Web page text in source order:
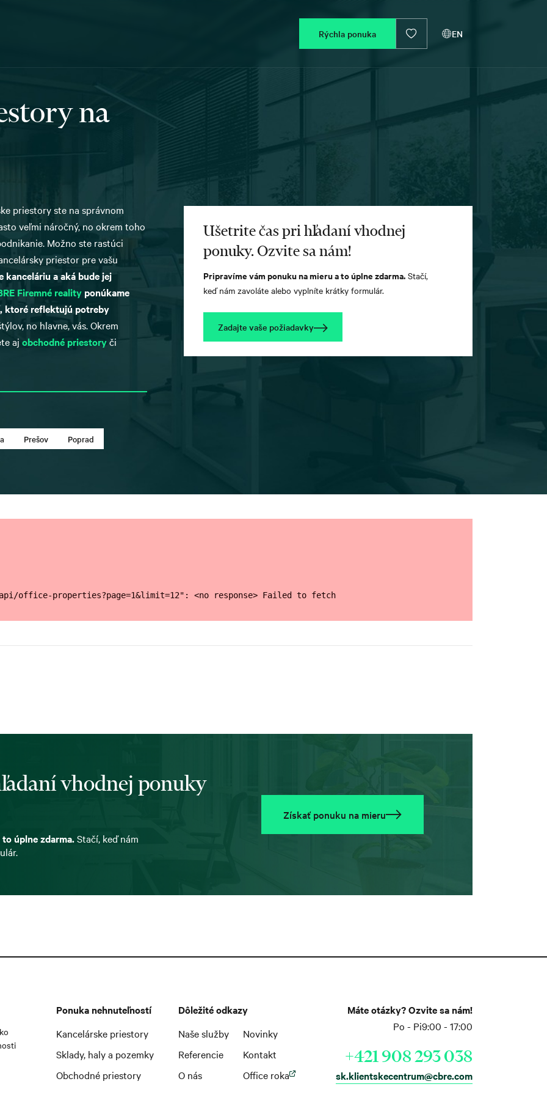
Rýchla ponuka EN
na
priestory ste na správnom
veľmi náročný, no okrem toho
Možno ste rastúci
priestor pre vašu
kanceláriu a aká bude jej
Firemné reality ponúkame
ktoré reflektujú potreby
no hlavne, vás. Okrem
aj obchodné priestoryči
Prešov Poprad
Ušetrite čas pri hľadaní vhodnej
ponuky. Ozvite sa nám!
Pripravíme vám ponuku na mieru a to úplne zdarma. Stačí,
keď nám zavoláte alebo vyplníte krátky formulár.
Zadajte vaše požiadavky
office-properties?page=1&limit=12": <no response> Failed to fetch
vhodnej ponuky
úplne zdarma.Stačí, keď nám
Získať ponuku na mieru
Ponuka nehnuteľností
Kancelárske priestory
Sklady, haly a pozemky
Obchodné priestory
Dôležité odkazy
Naše služby
Referencie
O nás
Novinky
Kontakt
Office roka
Máte otázky? Ozvite sa nám!
Po - Pi9:00 - 17:00
+421 908 293 038
sk.klientskecentrum@cbre.com